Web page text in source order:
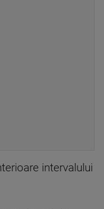
intervalului